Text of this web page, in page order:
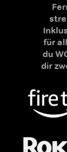
für
du
dir